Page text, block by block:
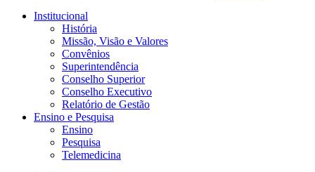
Institucional
História
Missão, Visão e Valores
Convênios
Superintendência
Conselho Superior
Conselho Executivo
Relatório de Gestão
Ensino e Pesquisa
Ensino
Pesquisa
Telemedicina